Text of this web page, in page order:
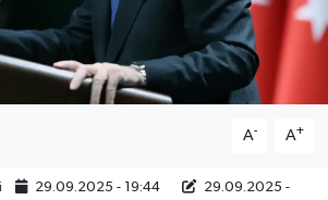
A- A+
29.09.2025 - 19:44
29.09.2025 -